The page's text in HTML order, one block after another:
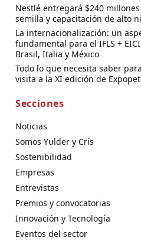
Nestlé entregará $240
semilla y capacitación de alto
La internacionalización: un
fundamental para el IFLS +
Brasil, Italia y México
Todo lo que necesita saber
visita a la XI edición de Expopet
Secciones
Noticias
Somos Yulder y Cris
Sostenibilidad
Empresas
Entrevistas
Premios y convocatorias
Innovación y Tecnología
Eventos del sector